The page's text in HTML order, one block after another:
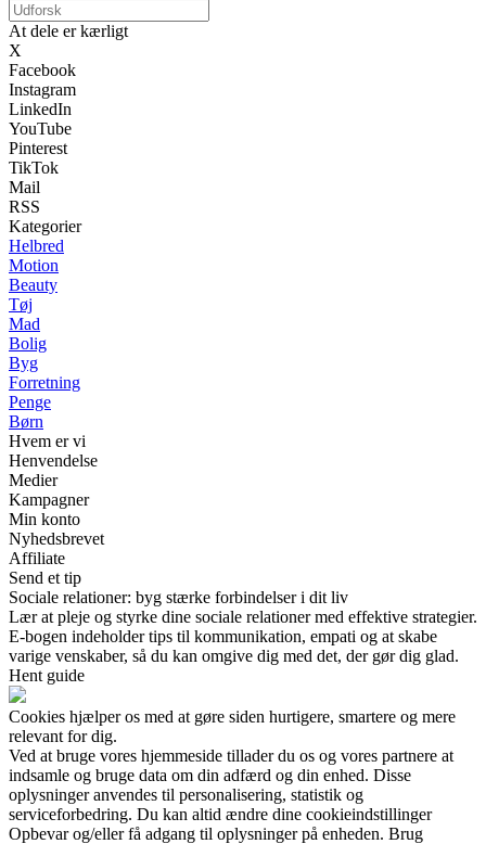
At dele er kærligt
X
Facebook
Instagram
LinkedIn
YouTube
Pinterest
TikTok
Mail
RSS
Kategorier
Helbred
Motion
Beauty
Tøj
Mad
Bolig
Byg
Forretning
Penge
Børn
Hvem er vi
Henvendelse
Medier
Kampagner
Min konto
Nyhedsbrevet
Affiliate
Send et tip
Sociale relationer: byg stærke forbindelser i dit liv
Lær at pleje og styrke dine sociale relationer med effektive strategier.
E-bogen indeholder tips til kommunikation, empati og at skabe
varige venskaber, så du kan omgive dig med det, der gør dig glad.
Hent guide
Cookies hjælper os med at gøre siden hurtigere, smartere og mere
relevant for dig.
Ved at bruge vores hjemmeside tillader du os og vores partnere at
indsamle og bruge data om din adfærd og din enhed. Disse
oplysninger anvendes til personalisering, statistik og
serviceforbedring. Du kan altid ændre dine cookieindstillinger
Opbevar og/eller få adgang til oplysninger på enheden. Brug